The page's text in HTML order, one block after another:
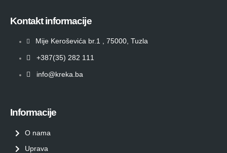
Kontakt informacije
Mije Keroševića br.1 , 75000, Tuzla
+387(35) 282 111
info@kreka.ba
Informacije
O nama
Uprava